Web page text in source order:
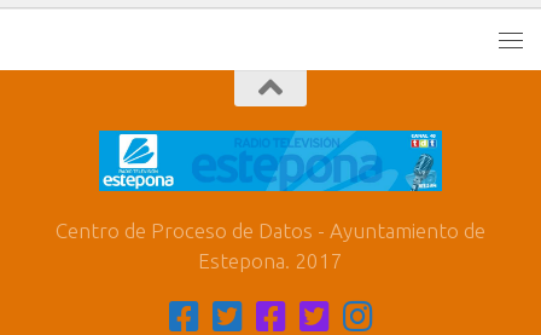
Centro de Proceso de Datos - Ayuntamiento de
Estepona. 2017